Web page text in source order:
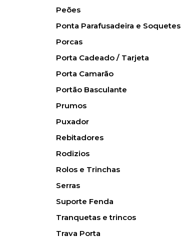
Peões
Ponta Parafusadeira e Soquetes
Porcas
Porta Cadeado / Tarjeta
Porta Camarão
Portão Basculante
Prumos
Puxador
Rebitadores
Rodizios
Rolos e Trinchas
Serras
Suporte Fenda
Tranquetas e trincos
Trava Porta